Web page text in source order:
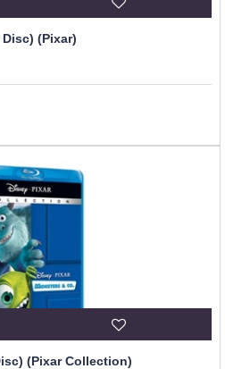
(Pixar)
(Pixar Collection)